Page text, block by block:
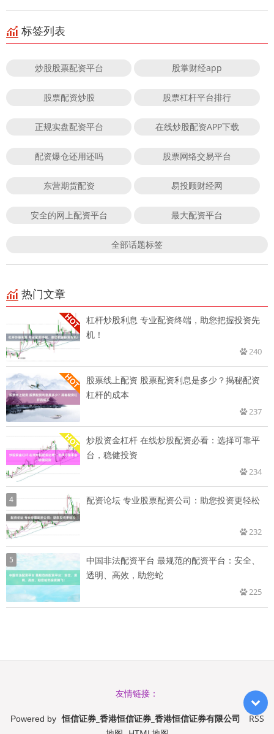
标签列表
炒股股票配资平台 股掌财经app
股票配资炒股 股票杠杆平台排行
正规实盘配资平台 在线炒股配资APP下载
配资爆仓还用还吗 股票网络交易平台
东营期货配资 易投顾财经网
安全的网上配资平台 最大配资平台
全部话题标签
热门文章
杠杆炒股利息 专业配资终端，助您把握投资先
机！
240
股票线上配资 股票配资利息是多少？揭秘配资
杠杆的成本
237
炒股资金杠杆 在线炒股配资必看：选择可靠平
台，稳健投资
234
4 配资论坛 专业股票配资公司：助您投资更轻松
232
5
中国非法配资平台 最规范的配资平台：安全、
透明、高效，助您蛇
225
友情链接：
Powered by 恒信证券_香港恒信证券_香港恒信证券有限公司
RSS